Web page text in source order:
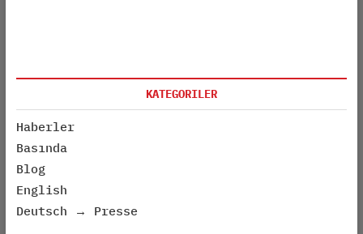
KATEGORILER
Haberler
Basında
Blog
English
Deutsch → Presse